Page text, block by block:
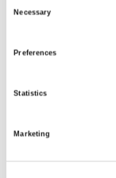
Necessary
Preferences
Statistics
Marketing